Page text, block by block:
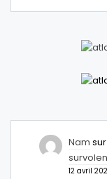
Nam
12 avril